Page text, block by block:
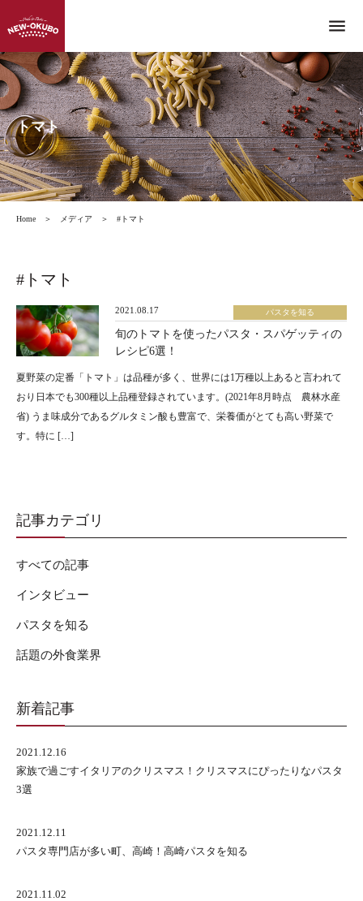
menu
トマト
Home ＞ メディア ＞ #トマト
#トマト
2021.08.17 パスタを知る
旬のトマトを使ったパスタ・スパゲッティの
レシピ6選！
夏野菜の定番「トマト」は品種が多く、世界には1万種以上あると言われて
おり日本でも300種以上品種登録されています。(2021年8月時点 農林水産
省) うま味成分であるグルタミン酸も豊富で、栄養価がとても高い野菜で
す。特に […]
記事カテゴリ
すべての記事
インタビュー
パスタを知る
話題の外食業界
新着記事
2021.12.16
家族で過ごすイタリアのクリスマス！クリスマスにぴったりなパスタ
3選
2021.12.11
パスタ専門店が多い町、高崎！高崎パスタを知る
2021.11.02